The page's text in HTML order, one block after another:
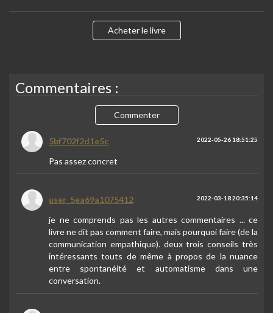
Acheter le livre
Commentaires :
Commenter
5bf702f2d1e5c 2022-05-26 18:51:25
Pas assez concret
user_5ea69a1075412 2022-03-18 20:35:14
je ne comprends pas les autres commentaires ... ce
livre ne dit pas comment faire, mais pourquoi faire (de la
communication empathique). deux trois conseils très
intéressants touts de même à propos de la nuance
entre spontanéité et automatisme dans une
conversation.